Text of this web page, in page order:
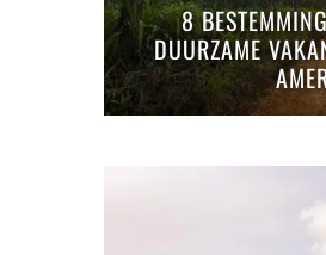
8
DUURZAME